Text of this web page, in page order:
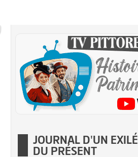
JOURNAL D'UN EXILÉ
DU PRÉSENT